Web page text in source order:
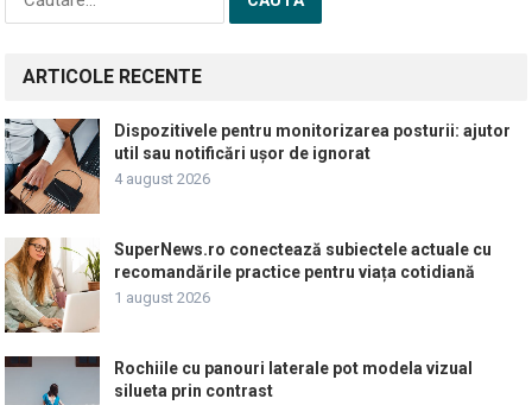
după:
ARTICOLE RECENTE
Dispozitivele pentru monitorizarea posturii: ajutor
util sau notificări ușor de ignorat
4 august 2026
SuperNews.ro conectează subiectele actuale cu
recomandările practice pentru viața cotidiană
1 august 2026
Rochiile cu panouri laterale pot modela vizual
silueta prin contrast